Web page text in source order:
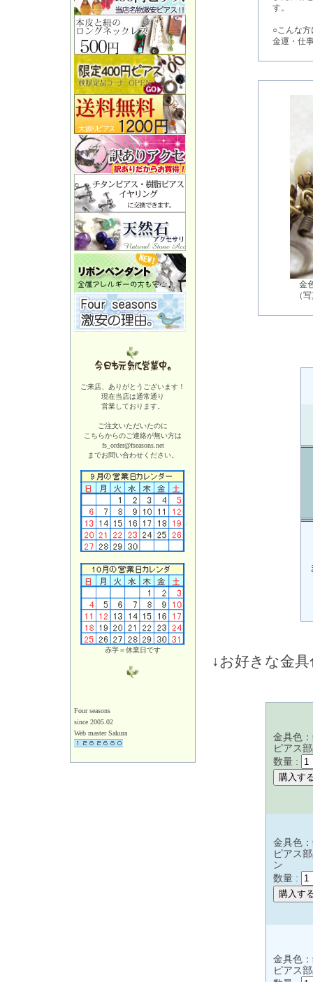
ご来店、ありがとうございます！
現在当店は通常通り
営業しております。
ご注文いただいたのに
こちらからのご連絡が無い方は
fs_order@fseasons.net
までお問い合わせください。
赤字＝休業日です
Four seasons
since 2005.02
Web master Sakura
す。
○こんな
金運・仕
金
（
↓お好きな金
金具色
ピアス
数量 :
金具色
ピアス
ン
数量 :
金具色
ピアス